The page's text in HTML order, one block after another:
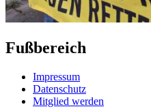
Fußbereich
Impressum
Datenschutz
Mitglied werden